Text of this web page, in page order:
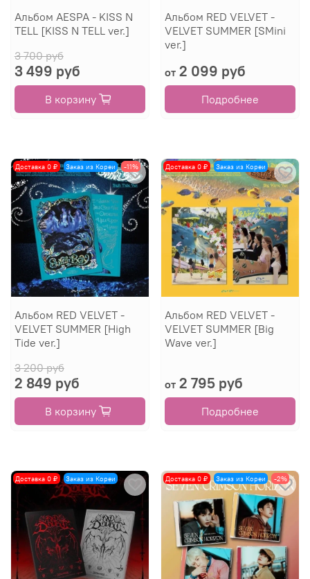
Альбом AESPA - KISS N
TELL [KISS N TELL ver.]
3 700 руб
3 499 руб
В корзину
Альбом RED VELVET -
VELVET SUMMER [SMini
ver.]
от2 099 руб
Подробнее
Доставка 0 ₽ Заказ из Кореи -11%
Альбом RED VELVET -
VELVET SUMMER [High
Tide ver.]
3 200 руб
2 849 руб
В корзину
Доставка 0 ₽ Заказ из Кореи
Альбом RED VELVET -
VELVET SUMMER [Big
Wave ver.]
от2 795 руб
Подробнее
Доставка 0 ₽ Заказ из Кореи Доставка 0 ₽ Заказ из Кореи -2%